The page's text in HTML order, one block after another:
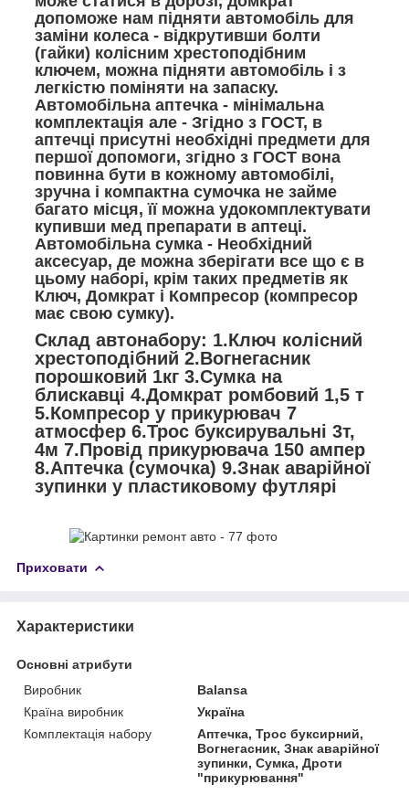
допоможе нам підняти автомобіль для
заміни колеса - відкрутивши болти
(гайки) колісним хрестоподібним
ключем, можна підняти автомобіль і з
легкістю поміняти на запаску.
Автомобільна аптечка - мінімальна
комплектація але - Згідно з ГОСТ, в
аптечці присутні необхідні предмети для
першої допомоги, згідно з ГОСТ вона
повинна бути в кожному автомобілі,
зручна і компактна сумочка не займе
багато місця, її можна удокомплектувати
купивши мед препарати в аптеці.
Автомобільна сумка - Необхідний
аксесуар, де можна зберігати все що є в
цьому наборі, крім таких предметів як
Ключ, Домкрат і Компресор (компресор
має свою сумку).
Склад автонабору: 1.Ключ колісний
хрестоподібний 2.Вогнегасник
порошковий 1кг 3.Сумка на
блискавці 4.Домкрат ромбовий 1,5 т
5.Компресор у прикурювач 7
атмосфер 6.Трос буксирувальні 3т,
4м 7.Провід прикурювача 150 ампер
8.Аптечка (сумочка) 9.Знак аварійної
зупинки у пластиковому футлярі
Приховати
Характеристики
Основні атрибути
Виробник
Balansa
Країна виробник
Україна
Комплектація набору
Аптечка, Трос буксирний,
Вогнегасник, Знак аварійної
зупинки, Сумка, Дроти
"прикурювання"